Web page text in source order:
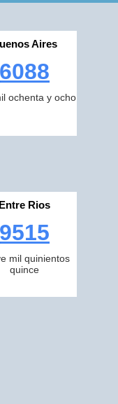
Aires
6088
ochenta y ocho
Entre Rios
9515
mil quinientos
quince